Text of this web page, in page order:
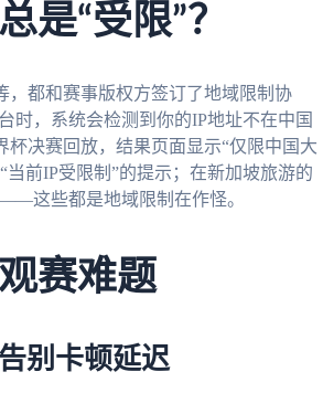
是“受限”？
，都和赛事版权方签订了地域限制协
时，系统会检测到你的IP地址不在中国
决赛回放，结果页面显示“仅限中国大
前IP受限制”的提示；在新加坡旅游的
这些都是地域限制在作怪。
赛难题
别卡顿延迟